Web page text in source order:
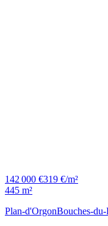
142 000 €319 €/m²
445 m²
Plan-d'OrgonBouches-